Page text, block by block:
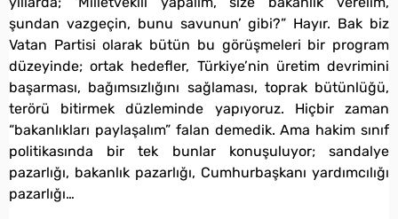
şundan vazgeçin, bunu savunun’ gibi?” Hayır. Bak biz
Vatan Partisi olarak bütün bu görüşmeleri bir program
düzeyinde; ortak hedefler, Türkiye’nin üretim devrimini
başarması, bağımsızlığını sağlaması, toprak bütünlüğü,
terörü bitirmek düzleminde yapıyoruz. Hiçbir zaman
“bakanlıkları paylaşalım” falan demedik. Ama hakim sınıf
politikasında bir tek bunlar konuşuluyor; sandalye
pazarlığı, bakanlık pazarlığı, Cumhurbaşkanı yardımcılığı
pazarlığı…